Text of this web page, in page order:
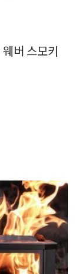
버 스모키